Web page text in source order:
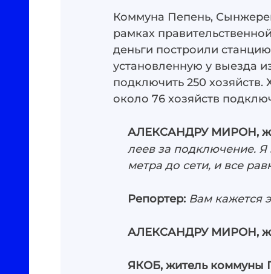
Коммуна Пепень,
рамках
деньги построили
установленную у выезда
подключить 250
около 76 хозяйств
АЛЕКСАНДРУ МИРОН,
леев за подключение. Я
метра до сети, и все
Репортер: Вам кажется
АЛЕКСАНДРУ МИРОН,
ЯКОБ, житель коммуны